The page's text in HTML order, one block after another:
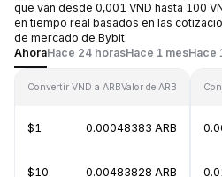
que van desde 0,001 VND hasta 100
en tiempo real basados en las
de mercado de Bybit.
AhoraHace 24 horasHace 1 mesHace
Convertir VND a ARBValor de ARB
$1 0.00048383 ARB
$10 0.00483828 ARB